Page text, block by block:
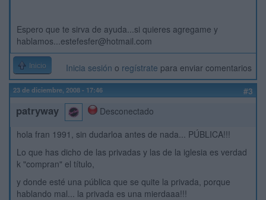
Espero que te sirva de ayuda...si quieres agregame y
hablamos...estefesfer@hotmail.com
Inicio Inicia sesión o regístrate para enviar comentarios
23 de diciembre, 2008 - 17:46 #3
patryway
Desconectado
hola fran 1991, sin dudarloa antes de nada... PÚBLICA!!!
Lo que has dicho de las privadas y las de la iglesia es verdad
k "compran" el título,
y donde esté una pública que se quite la privada, porque
hablando mal... la privada es una mierdaaa!!!